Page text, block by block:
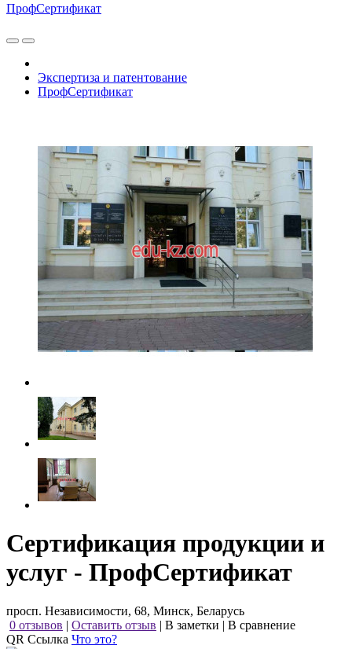
ПрофСертификат
Экспертиза и патентование
ПрофСертификат
Сертификация продукции и
услуг - ПрофСертификат
просп. Независимости, 68, Минск, Беларусь
0 отзывов | Оставить отзыв | В заметки | В сравнение
QR Ссылка Что это?